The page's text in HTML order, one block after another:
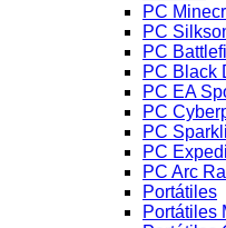
PC
PC
PC
PC Black
PC EA
PC
PC
PC
PC Arc
Portátiles
Portátiles